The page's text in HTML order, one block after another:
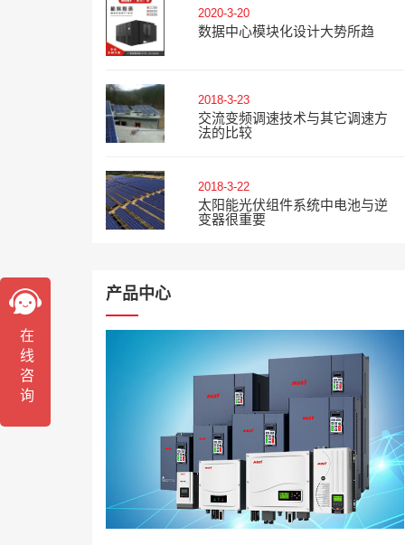
2020-3-20
数据中心模块化设计大势所趋
2018-3-23
交流变频调速技术与其它调速方
法的比较
2018-3-22
太阳能光伏组件系统中电池与逆
变器很重要
产品中心
在线咨询